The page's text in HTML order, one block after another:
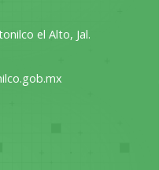
el Alto, Jal.